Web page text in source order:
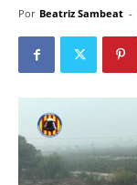
Por Beatriz Sambeat -